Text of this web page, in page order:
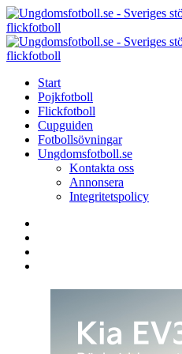
Menu
Search
Menu
Start
Pojkfotboll
Flickfotboll
Cupguiden
Fotbollsövningar
Ungdomsfotboll.se
Kontakta oss
Annonsera
Integritetspolicy